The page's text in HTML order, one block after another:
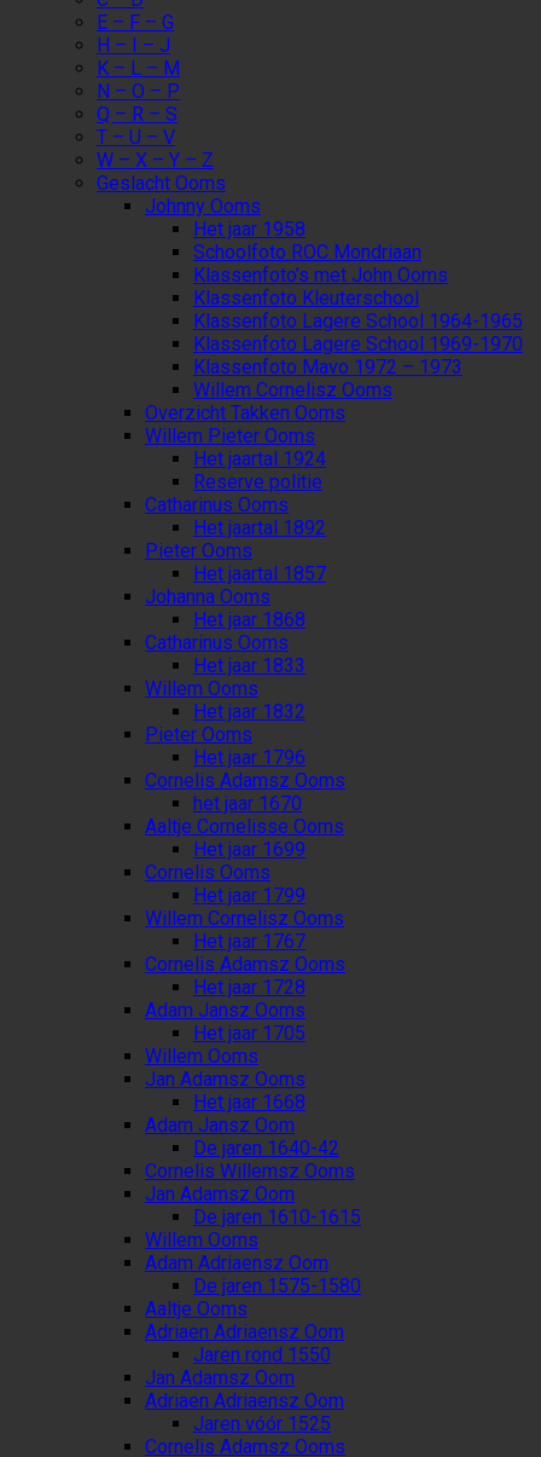
E – F – G
H – I – J
K – L – M
N – O – P
Q – R – S
T – U – V
W – X – Y – Z
Geslacht Ooms
Johnny Ooms
Het jaar 1958
Schoolfoto ROC Mondriaan
Klassenfoto’s met John Ooms
Klassenfoto Kleuterschool
Klassenfoto Lagere School 1964-1965
Klassenfoto Lagere School 1969-1970
Klassenfoto Mavo 1972 – 1973
Willem Cornelisz Ooms
Overzicht Takken Ooms
Willem Pieter Ooms
Het jaartal 1924
Reserve politie
Catharinus Ooms
Het jaartal 1892
Pieter Ooms
Het jaartal 1857
Johanna Ooms
Het jaar 1868
Catharinus Ooms
Het jaar 1833
Willem Ooms
Het jaar 1832
Pieter Ooms
Het jaar 1796
Cornelis Adamsz Ooms
het jaar 1670
Aaltje Cornelisse Ooms
Het jaar 1699
Cornelis Ooms
Het jaar 1799
Willem Cornelisz Ooms
Het jaar 1767
Cornelis Adamsz Ooms
Het jaar 1728
Adam Jansz Ooms
Het jaar 1705
Willem Ooms
Jan Adamsz Ooms
Het jaar 1668
Adam Jansz Oom
De jaren 1640-42
Cornelis Willemsz Ooms
Jan Adamsz Oom
De jaren 1610-1615
Willem Ooms
Adam Adriaensz Oom
De jaren 1575-1580
Aaltje Ooms
Adriaen Adriaensz Oom
Jaren rond 1550
Jan Adamsz Oom
Adriaen Adriaensz Oom
Jaren vóór 1525
Cornelis Adamsz Ooms